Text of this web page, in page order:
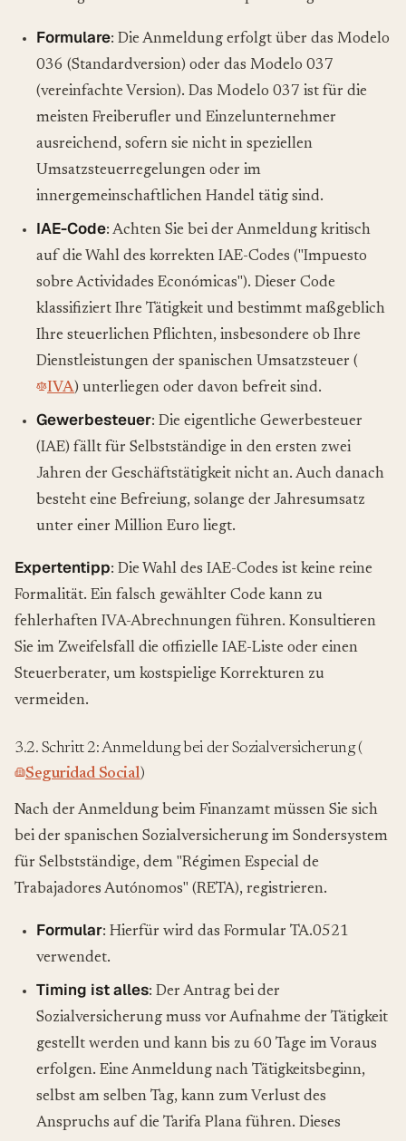
Formulare: Die Anmeldung erfolgt über das Modelo
036 (Standardversion) oder das Modelo 037
(vereinfachte Version). Das Modelo 037 ist für die
meisten Freiberufler und Einzelunternehmer
ausreichend, sofern sie nicht in speziellen
Umsatzsteuerregelungen oder im
innergemeinschaftlichen Handel tätig sind.
IAE-Code: Achten Sie bei der Anmeldung kritisch
auf die Wahl des korrekten IAE-Codes ("Impuesto
sobre Actividades Económicas"). Dieser Code
klassifiziert Ihre Tätigkeit und bestimmt maßgeblich
Ihre steuerlichen Pflichten, insbesondere ob Ihre
Dienstleistungen der spanischen Umsatzsteuer (
IVA) unterliegen oder davon befreit sind.
Gewerbesteuer: Die eigentliche Gewerbesteuer
(IAE) fällt für Selbstständige in den ersten zwei
Jahren der Geschäftstätigkeit nicht an. Auch danach
besteht eine Befreiung, solange der Jahresumsatz
unter einer Million Euro liegt.
Expertentipp: Die Wahl des IAE-Codes ist keine reine
Formalität. Ein falsch gewählter Code kann zu
fehlerhaften IVA-Abrechnungen führen. Konsultieren
Sie im Zweifelsfall die offizielle IAE-Liste oder einen
Steuerberater, um kostspielige Korrekturen zu
vermeiden.
3.2. Schritt 2: Anmeldung bei der Sozialversicherung (
Seguridad Social)
Nach der Anmeldung beim Finanzamt müssen Sie sich
bei der spanischen Sozialversicherung im Sondersystem
für Selbstständige, dem "Régimen Especial de
Trabajadores Autónomos" (RETA), registrieren.
Formular: Hierfür wird das Formular TA.0521
verwendet.
Timing ist alles: Der Antrag bei der
Sozialversicherung muss vor Aufnahme der Tätigkeit
gestellt werden und kann bis zu 60 Tage im Voraus
erfolgen. Eine Anmeldung nach Tätigkeitsbeginn,
selbst am selben Tag, kann zum Verlust des
Anspruchs auf die Tarifa Plana führen. Dieses